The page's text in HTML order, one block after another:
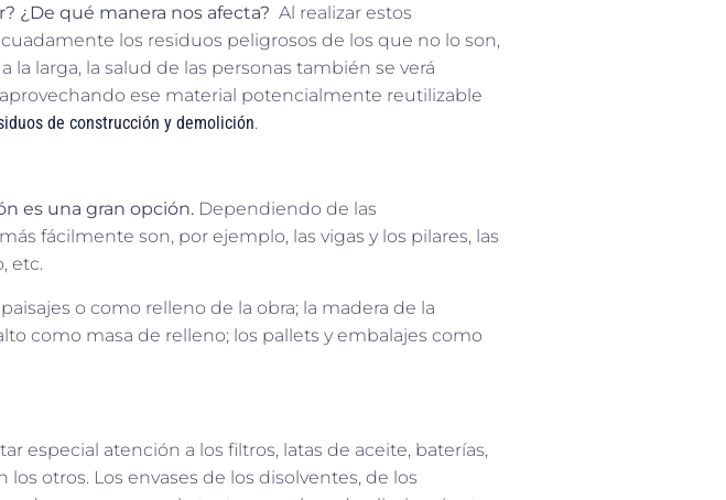
¿De qué manera nos afecta? Al realizar estos
los residuos peligrosos de los que no lo son,
larga, la salud de las personas también se verá
ese material potencialmente reutilizable
de construcción y demolición.
es una gran opción. Dependiendo de las
fácilmente son, por ejemplo, las vigas y los pilares, las
etc.
o como relleno de la obra; la madera de la
como masa de relleno; los pallets y embalajes como
especial atención a los filtros, latas de aceite, baterías,
otros. Los envases de los disolventes, de los